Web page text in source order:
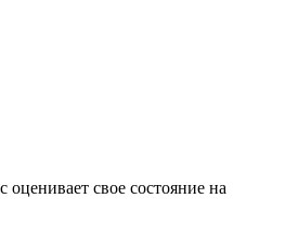
свое состояние на